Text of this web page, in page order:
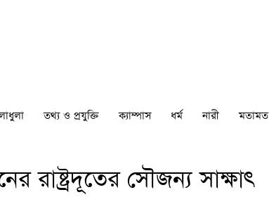
তথ্য ও প্রযুক্তি ক্যাম্পাস ধর্ম নারী মতামত
রাষ্ট্রদূতের সৌজন্য সাক্ষাৎ